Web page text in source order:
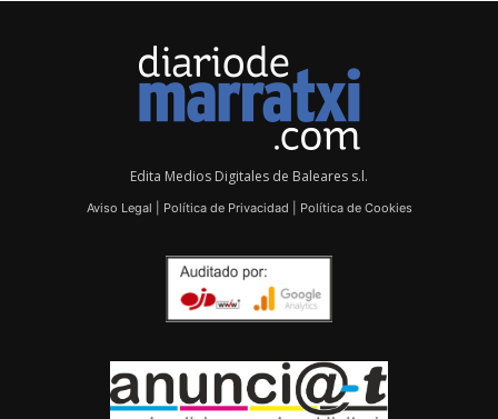
Edita Medios Digitales de Baleares s.l.
Aviso Legal Política de Privacidad Política de Cookies